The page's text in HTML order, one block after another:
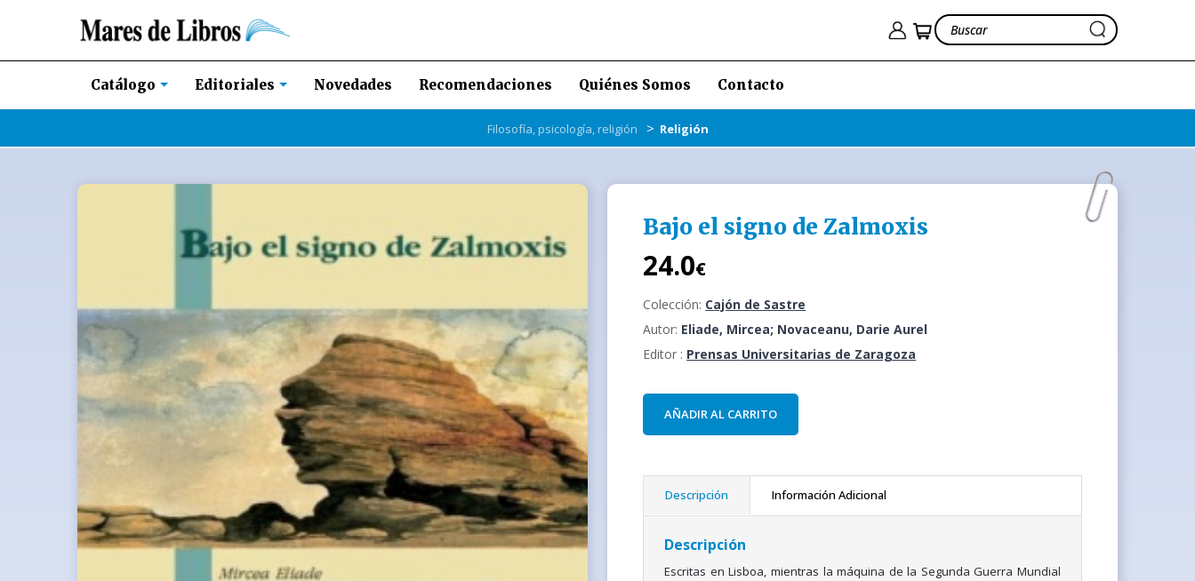
Catálogo Editoriales Novedades Recomendaciones Quiénes Somos Contacto
Filosofía, psicología, religión > Religión
Bajo el signo de Zalmoxis
24.0€
Colección: Cajón de Sastre
Autor: Eliade, Mircea; Novaceanu, Darie Aurel
Editor : Prensas Universitarias de Zaragoza
AÑADIR AL CARRITO
Descripción Información Adicional
Descripción
Escritas en Lisboa, mientras la máquina de la Segunda Guerra Mundial